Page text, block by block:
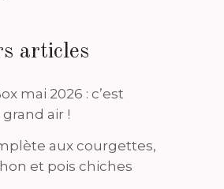
articles
mai 2026 : c’est
grand air !
aux courgettes,
et pois chiches